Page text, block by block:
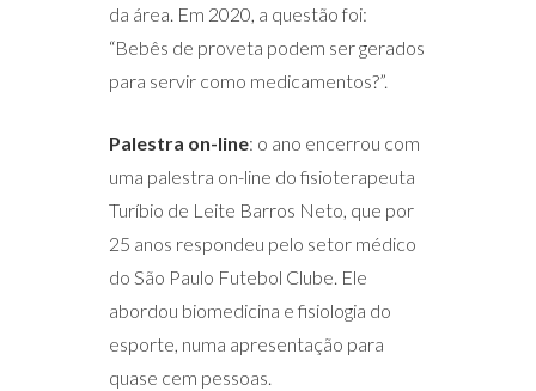
da área. Em 2020, a questão foi:
“Bebês de proveta podem ser gerados
para servir como medicamentos?”.
Palestra on-line: o ano encerrou com
uma palestra on-line do fisioterapeuta
Turíbio de Leite Barros Neto, que por
25 anos respondeu pelo setor médico
do São Paulo Futebol Clube. Ele
abordou biomedicina e fisiologia do
esporte, numa apresentação para
quase cem pessoas.